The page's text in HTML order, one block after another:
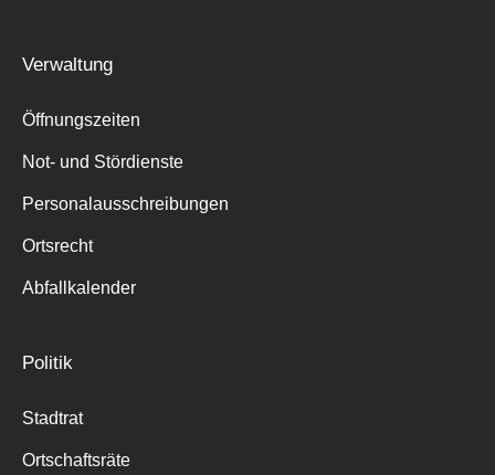
Verwaltung
Öffnungszeiten
Not- und Stördienste
Personalausschreibungen
Ortsrecht
Abfallkalender
Politik
Stadtrat
Ortschaftsräte